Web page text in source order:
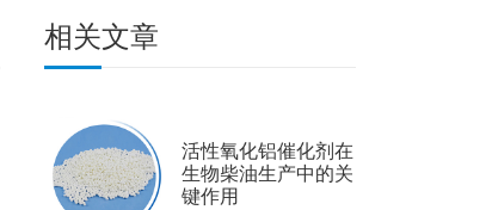
相关文章
活性氧化铝催化剂在
生物柴油生产中的关
键作用